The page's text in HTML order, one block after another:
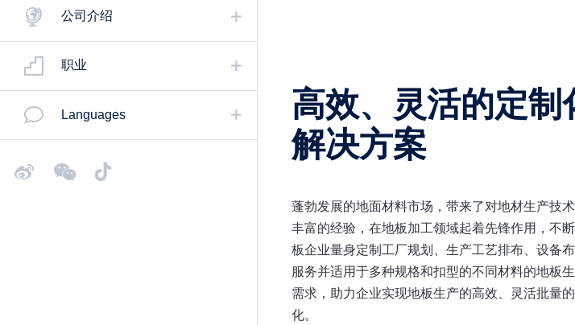
高效、灵活的定制
解决方案
蓬勃发展的地面材料市场，带来了对地材生产技
丰富的经验，在地板加工领域起着先锋作用，不
板企业量身定制工厂规划、生产工艺排布、设备
服务并适用于多种规格和扣型的不同材料的地板
需求，助力企业实现地板生产的高效、灵活批量
化。
公司介绍
职业
Languages